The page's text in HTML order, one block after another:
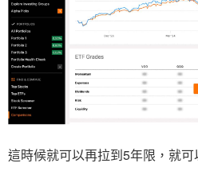
這時候就可以再拉到5年限，就